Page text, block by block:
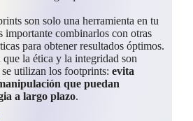
son solo una herramienta en tu
importante combinarlos con otras
para obtener resultados óptimos.
que la ética y la integridad son
utilizan los footprints: evita
que puedan
a largo plazo.